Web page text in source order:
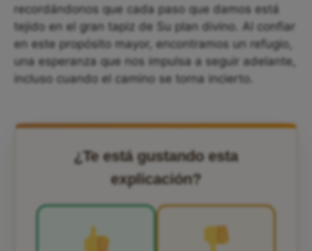
recordándonos que cada paso que damos está
tejido en el gran tapiz de Su plan divino. Al confiar
en este propósito mayor, encontramos un refugio,
una esperanza que nos impulsa a seguir adelante,
incluso cuando el camino se torna incierto.
¿Te está gustando esta
explicación?